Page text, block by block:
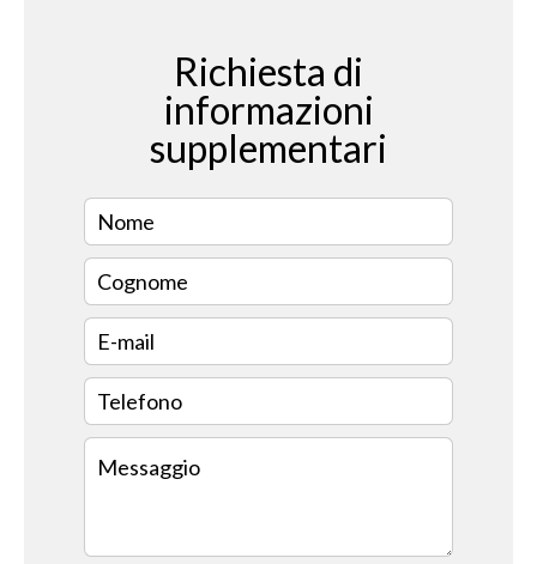
Richiesta di
informazioni
supplementari